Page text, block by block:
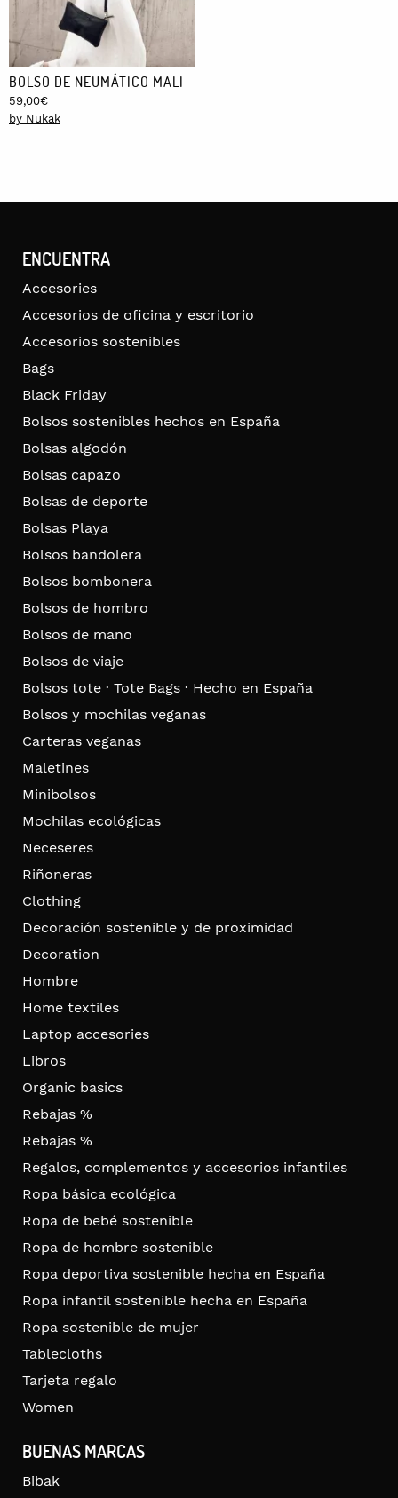
BOLSO DE NEUMÁTICO MALI
59,00€
by Nukak
ENCUENTRA
Accesories
Accesorios de oficina y escritorio
Accesorios sostenibles
Bags
Black Friday
Bolsos sostenibles hechos en España
Bolsas algodón
Bolsas capazo
Bolsas de deporte
Bolsas Playa
Bolsos bandolera
Bolsos bombonera
Bolsos de hombro
Bolsos de mano
Bolsos de viaje
Bolsos tote · Tote Bags · Hecho en España
Bolsos y mochilas veganas
Carteras veganas
Maletines
Minibolsos
Mochilas ecológicas
Neceseres
Riñoneras
Clothing
Decoración sostenible y de proximidad
Decoration
Hombre
Home textiles
Laptop accesories
Libros
Organic basics
Rebajas %
Rebajas %
Regalos, complementos y accesorios infantiles
Ropa básica ecológica
Ropa de bebé sostenible
Ropa de hombre sostenible
Ropa deportiva sostenible hecha en España
Ropa infantil sostenible hecha en España
Ropa sostenible de mujer
Tablecloths
Tarjeta regalo
Women
BUENAS MARCAS
Bibak